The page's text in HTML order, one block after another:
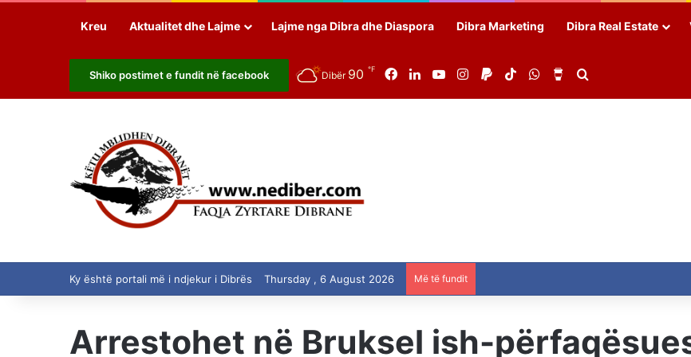
Kreu Aktualitet dhe Lajme Lajme nga Dibra dhe Diaspora Dibra Marketing Dibra Real Estate
Shiko postimet e fundit në facebook Dibër 90 ℉ FacebookLinkedInYouTubeInstagram
PaypalTikTokWhatsAppBuy Me a Coffee
Ky është portali më i ndjekur i Dibrës Thursday , 6 August 2026 Më të fundit
Arrestohet në Bruksel ish-